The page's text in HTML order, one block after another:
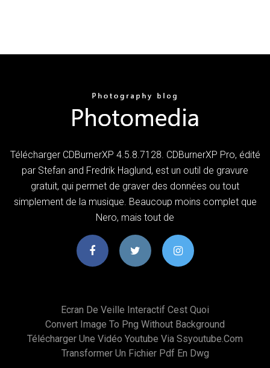
Télécharger CDBurnerXP 4.5.8.7128. CDBurnerXP Pro, édité
par Stefan and Fredrik Haglund, est un outil de gravure
gratuit, qui permet de graver des données ou tout
simplement de la musique. Beaucoup moins complet que
Nero, mais tout de
Ecran De Veille Interactif Cest Quoi
Convert Image To Png Without Background
Télécharger Une Vidéo Youtube Via Ssyoutube.com
Transformer Un Fichier Pdf En Dwg